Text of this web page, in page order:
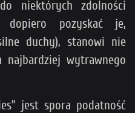
niektórych zdolności
dopiero pozyskać je,
duchy), stanowi nie
wytrawnego
jest spora podatność